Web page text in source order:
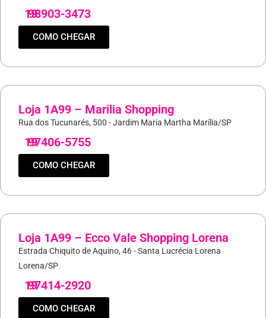
19
98903-3473
COMO CHEGAR
Loja 1A99 – Marilia Shopping
Rua dos Tucunarés, 500 - Jardim Maria Martha Marília/SP
19
97406-5755
COMO CHEGAR
Loja 1A99 – Ecco Vale Shopping Lorena
Estrada Chiquito de Aquino, 46 - Santa Lucrécia Lorena
Lorena/SP
19
97414-2920
COMO CHEGAR